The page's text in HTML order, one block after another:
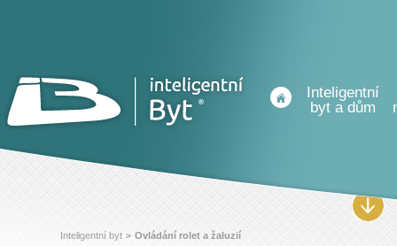
Inteligentní
byt a dům
Inteligentní byt > Ovládání rolet a žaluzií